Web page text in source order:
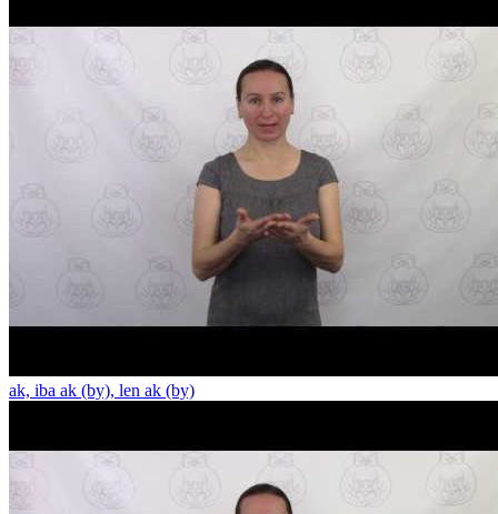
ak, iba ak (by), len ak (by)